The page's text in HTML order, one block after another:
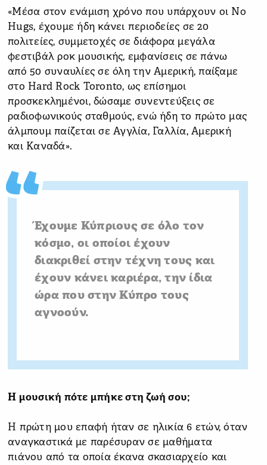
«Μέσα στον ενάμιση χρόνο που υπάρχουν οι No
Hugs, έχουμε ήδη κάνει περιοδείες σε 20
πολιτείες, συμμετοχές σε διάφορα μεγάλα
φεστιβάλ ροκ μουσικής, εμφανίσεις σε πάνω
από 50 συναυλίες σε όλη την Αμερική, παίξαμε
στο Hard Rock Toronto, ως επίσημοι
προσκεκλημένοι, δώσαμε συνεντεύξεις σε
ραδιοφωνικούς σταθμούς, ενώ ήδη το πρώτο μας
άλμπουμ παίζεται σε Αγγλία, Γαλλία, Αμερική
και Καναδά».
Έχουμε Κύπριους σε όλο τον
κόσμο, οι οποίοι έχουν
διακριθεί στην τέχνη τους και
έχουν κάνει καριέρα, την ίδια
ώρα που στην Κύπρο τους
αγνοούν.
Η μουσική πότε μπήκε στη ζωή σου;
Η πρώτη μου επαφή ήταν σε ηλικία 6 ετών, όταν
αναγκαστικά με παρέσυραν σε μαθήματα
πιάνου από τα οποία έκανα σκασιαρχείο και